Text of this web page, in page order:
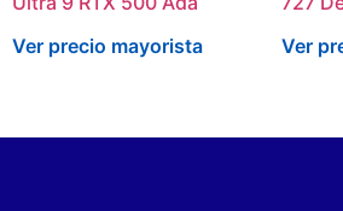
Ver precio mayorista
Ver